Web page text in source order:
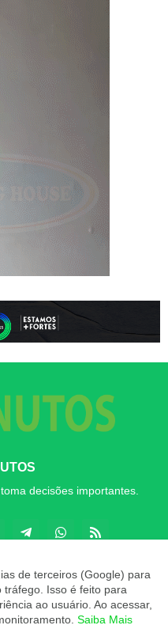
decisões importantes.
Dez MINUTOS
LGPD
EXPEDIENTE
de terceiros (Google) para
tráfego. Isso é feito para
ao usuário. Ao acessar,
Saiba Mais